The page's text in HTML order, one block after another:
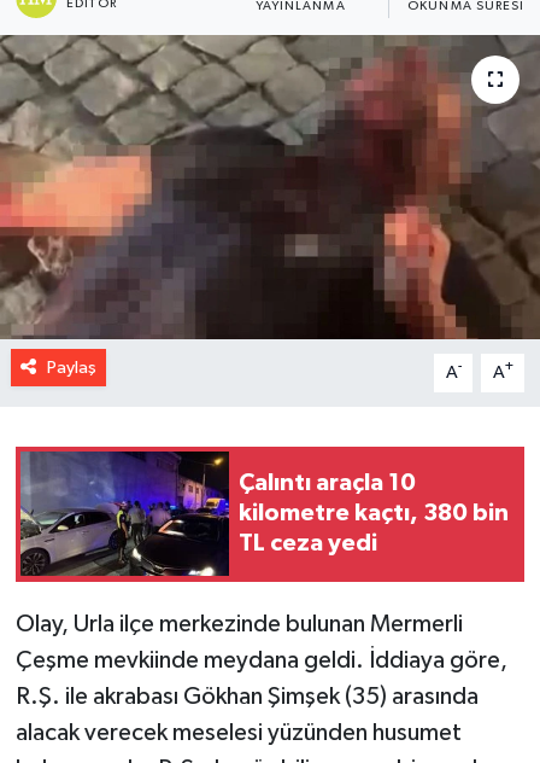
EDITÖR YAYINLANMA OKUNMA SÜRESI
Paylaş A- A+
Çalıntı araçla 10
kilometre kaçtı, 380 bin
TL ceza yedi
Olay, Urla ilçe merkezinde bulunan Mermerli
Çeşme mevkiinde meydana geldi. İddiaya göre,
R.Ş. ile akrabası Gökhan Şimşek (35) arasında
alacak verecek meselesi yüzünden husumet